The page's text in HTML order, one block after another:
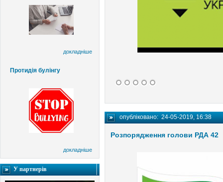
докладніше
Протидія булінгу
докладніше
У партнерів
опубліковано:24-05-2019, 16:38
Розпорядження голови РДА 42